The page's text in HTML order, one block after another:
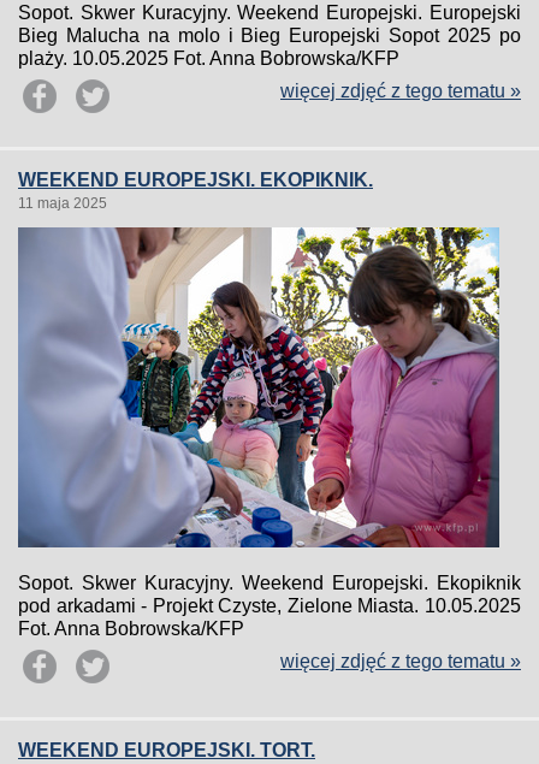
Sopot. Skwer Kuracyjny. Weekend Europejski. Europejski
Bieg Malucha na molo i Bieg Europejski Sopot 2025 po
plaży. 10.05.2025 Fot. Anna Bobrowska/KFP
więcej zdjęć z tego tematu »
WEEKEND EUROPEJSKI. EKOPIKNIK.
11 maja 2025
Sopot. Skwer Kuracyjny. Weekend Europejski. Ekopiknik
pod arkadami - Projekt Czyste, Zielone Miasta. 10.05.2025
Fot. Anna Bobrowska/KFP
więcej zdjęć z tego tematu »
WEEKEND EUROPEJSKI. TORT.